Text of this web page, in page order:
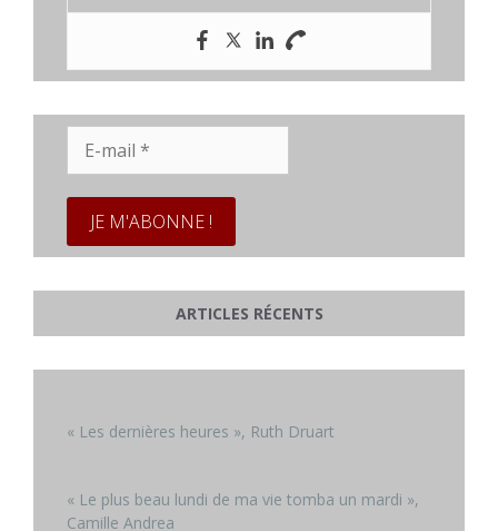
mail
ARTICLES RÉCENTS
« Les dernières heures », Ruth Druart
« Le plus beau lundi de ma vie tomba un mardi »,
Camille Andrea